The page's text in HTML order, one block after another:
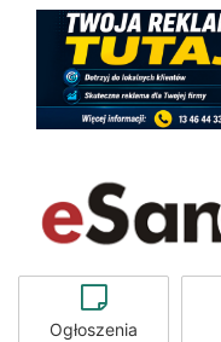
Ogłoszenia